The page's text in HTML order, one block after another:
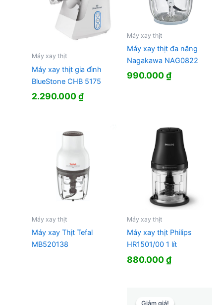
Máy xay thịt
Máy xay thịt gia đình
BlueStone CHB 5175
2.290.000₫
Máy xay thịt
Máy xay thịt đa năng
Nagakawa NAG0822
990.000₫
Máy xay thịt
Máy xay Thịt Tefal
MB520138
Máy xay thịt
Máy xay thịt Philips
HR1501/00 1 lít
880.000₫
Giảm giá!
Giảm giá!